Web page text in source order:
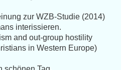
zur WZB-Studie (2014)
interissieren.
and out-group hostility
in Western Europe)